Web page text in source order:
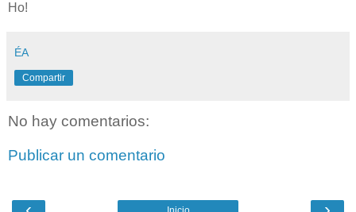
Ho!
ÉA
Compartir
No hay comentarios:
Publicar un comentario